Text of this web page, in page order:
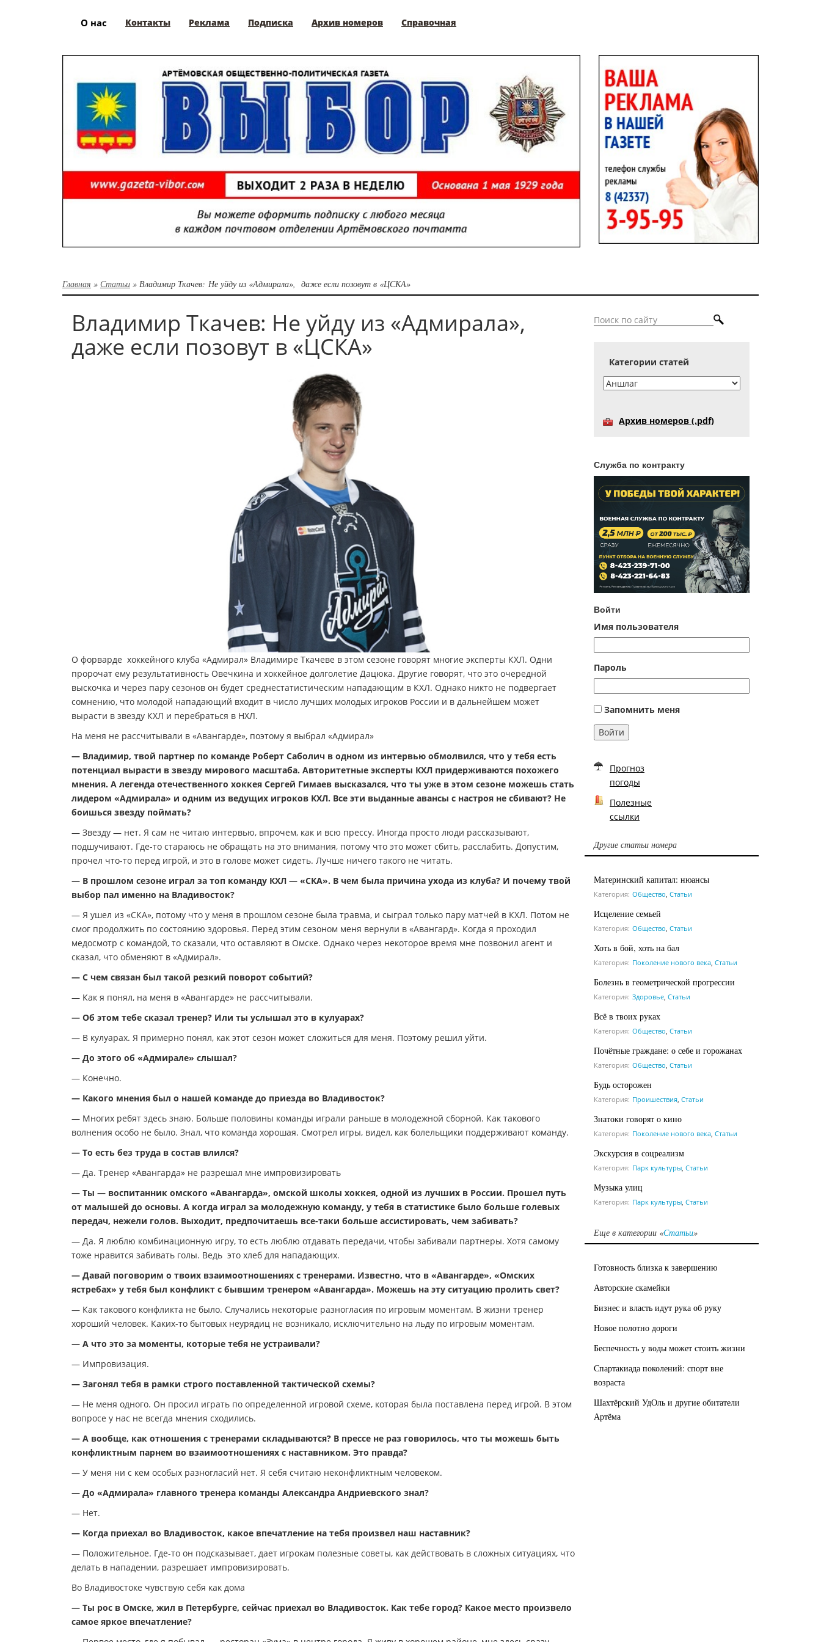
О нас Контакты Реклама Подписка Архив номеров Справочная
Главная » Статьи » Владимир Ткачев: Не уйду из «Адмирала», даже если позовут в «ЦСКА»
Владимир Ткачев: Не уйду из «Адмирала»,
даже если позовут в «ЦСКА»
О форварде хоккейного клуба «Адмирал» Владимире Ткачеве в этом сезоне говорят многие эксперты КХЛ. Одни
пророчат ему результативность Овечкина и хоккейное долголетие Дацюка. Другие говорят, что это очередной
выскочка и через пару сезонов он будет среднестатистическим нападающим в КХЛ. Однако никто не подвергает
сомнению, что молодой нападающий входит в число лучших молодых игроков России и в дальнейшем может
вырасти в звезду КХЛ и перебраться в НХЛ.
На меня не рассчитывали в «Авангарде», поэтому я выбрал «Адмирал»
— Владимир, твой партнер по команде Роберт Саболич в одном из интервью обмолвился, что у тебя есть
потенциал вырасти в звезду мирового масштаба. Авторитетные эксперты КХЛ придерживаются похожего
мнения. А легенда отечественного хоккея Сергей Гимаев высказался, что ты уже в этом сезоне можешь стать
лидером «Адмирала» и одним из ведущих игроков КХЛ. Все эти выданные авансы с настроя не сбивают? Не
боишься звезду поймать?
— Звезду — нет. Я сам не читаю интервью, впрочем, как и всю прессу. Иногда просто люди рассказывают,
подшучивают. Где-то стараюсь не обращать на это внимания, потому что это может сбить, расслабить. Допустим,
прочел что-то перед игрой, и это в голове может сидеть. Лучше ничего такого не читать.
— В прошлом сезоне играл за топ команду КХЛ — «СКА». В чем была причина ухода из клуба? И почему твой
выбор пал именно на Владивосток?
— Я ушел из «СКА», потому что у меня в прошлом сезоне была травма, и сыграл только пару матчей в КХЛ. Потом не
смог продолжить по состоянию здоровья. Перед этим сезоном меня вернули в «Авангард». Когда я проходил
медосмотр с командой, то сказали, что оставляют в Омске. Однако через некоторое время мне позвонил агент и
сказал, что обменяют в «Адмирал».
— С чем связан был такой резкий поворот событий?
— Как я понял, на меня в «Авангарде» не рассчитывали.
— Об этом тебе сказал тренер? Или ты услышал это в кулуарах?
— В кулуарах. Я примерно понял, как этот сезон может сложиться для меня. Поэтому решил уйти.
— До этого об «Адмирале» слышал?
— Конечно.
— Какого мнения был о нашей команде до приезда во Владивосток?
— Многих ребят здесь знаю. Больше половины команды играли раньше в молодежной сборной. Как такового
волнения особо не было. Знал, что команда хорошая. Смотрел игры, видел, как болельщики поддерживают команду.
— То есть без труда в состав влился?
— Да. Тренер «Авангарда» не разрешал мне импровизировать
— Ты — воспитанник омского «Авангарда», омской школы хоккея, одной из лучших в России. Прошел путь
от малышей до основы. А когда играл за молодежную команду, у тебя в статистике было больше голевых
передач, нежели голов. Выходит, предпочитаешь все-таки больше ассистировать, чем забивать?
— Да. Я люблю комбинационную игру, то есть люблю отдавать передачи, чтобы забивали партнеры. Хотя самому
тоже нравится забивать голы. Ведь это хлеб для нападающих.
— Давай поговорим о твоих взаимоотношениях с тренерами. Известно, что в «Авангарде», «Омских
ястребах» у тебя был конфликт с бывшим тренером «Авангарда». Можешь на эту ситуацию пролить свет?
— Как такового конфликта не было. Случались некоторые разногласия по игровым моментам. В жизни тренер
хороший человек. Каких-то бытовых неурядиц не возникало, исключительно на льду по игровым моментам.
— А что это за моменты, которые тебя не устраивали?
— Импровизация.
— Загонял тебя в рамки строго поставленной тактической схемы?
— Не меня одного. Он просил играть по определенной игровой схеме, которая была поставлена перед игрой. В этом
вопросе у нас не всегда мнения сходились.
— А вообще, как отношения с тренерами складываются? В прессе не раз говорилось, что ты можешь быть
конфликтным парнем во взаимоотношениях с наставником. Это правда?
— У меня ни с кем особых разногласий нет. Я себя считаю неконфликтным человеком.
— До «Адмирала» главного тренера команды Александра Андриевского знал?
— Нет.
— Когда приехал во Владивосток, какое впечатление на тебя произвел наш наставник?
— Положительное. Где-то он подсказывает, дает игрокам полезные советы, как действовать в сложных ситуациях, что
делать в нападении, разрешает импровизировать.
Во Владивостоке чувствую себя как дома
— Ты рос в Омске, жил в Петербурге, сейчас приехал во Владивосток. Как тебе город? Какое место произвело
самое яркое впечатление?
Категории статей
Архив номеров (.pdf)
Служба по контракту
Войти
Имя пользователя
Пароль
Запомнить меня
Войти
Прогноз
погоды
Полезные
ссылки
Другие статьи номера
Материнский капитал: нюансы
Категория: Общество Статьи
Исцеление семьей
Категория: Общество Статьи
Хоть в бой, хоть на бал
Категория: Поколение нового века Статьи
Болезнь в геометрической прогрессии
Категория: Здоровье Статьи
Всё в твоих руках
Категория: Общество Статьи
Почётные граждане: о себе и горожанах
Категория: Общество Статьи
Будь осторожен
Категория: Проишествия Статьи
Знатоки говорят о кино
Категория: Поколение нового века Статьи
Экскурсия в соцреализм
Категория: Парк культуры Статьи
Музыка улиц
Категория: Парк культуры Статьи
Еще в категории «Статьи»
Готовность близка к завершению
Авторские скамейки
Бизнес и власть идут рука об руку
Новое полотно дороги
Беспечность у воды может стоить жизни
Спартакиада поколений: спорт вне
возраста
Шахтёрский УдОль и другие обитатели
Артёма